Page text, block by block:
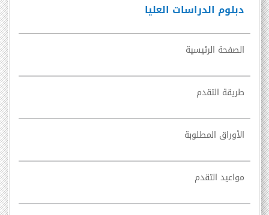
دبلوم الدراسات العليا
الصفحة الرئيسية
طريقة التقدم
الأوراق المطلوبة
مواعيد التقدم